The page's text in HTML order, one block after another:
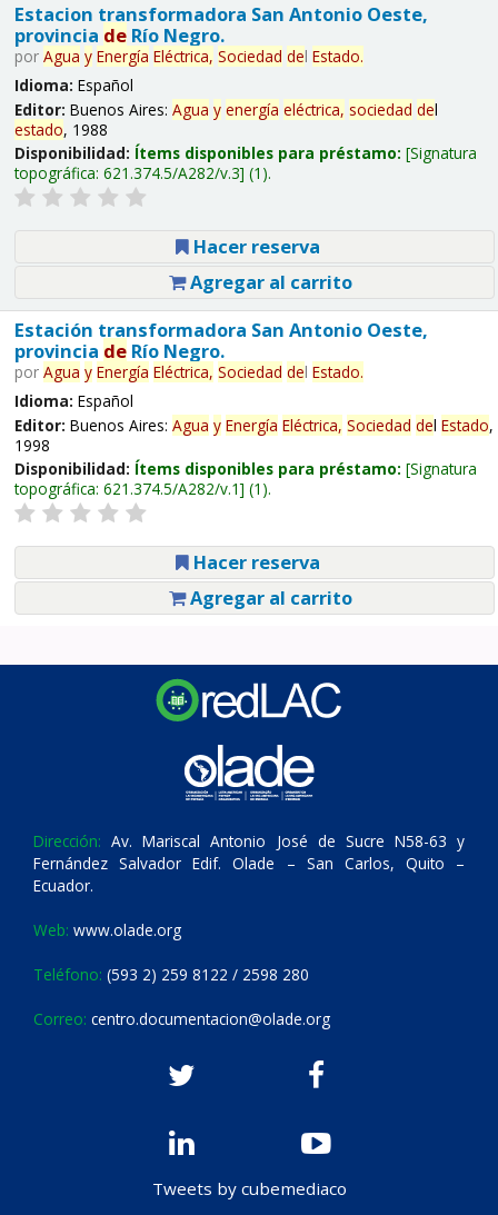
Estacion transformadora San Antonio Oeste,
provincia deRío Negro.
por Agua y Energía Eléctrica, Sociedad del Estado.
Idioma: Español
Editor: Buenos Aires: Agua y energía eléctrica, sociedad del
estado, 1988
Disponibilidad: Ítems disponibles para préstamo: Signatura
topográfica: 621.374.5/A282/v.3 (1).
Hacer reserva
Agregar al carrito
Estación transformadora San Antonio Oeste,
provincia deRío Negro.
por Agua y Energía Eléctrica, Sociedad del Estado.
Idioma: Español
Editor: Buenos Aires: Agua y Energía Eléctrica, Sociedad del Estado,
1998
Disponibilidad: Ítems disponibles para préstamo: Signatura
topográfica: 621.374.5/A282/v.1 (1).
Hacer reserva
Agregar al carrito
Dirección: Av. Mariscal Antonio José de Sucre N58-63 y
Fernández Salvador Edif. Olade – San Carlos, Quito –
Ecuador.
Web: www.olade.org
Teléfono: (593 2) 259 8122 / 2598 280
Correo: centro.documentacion@olade.org
Tweets by cubemediaco